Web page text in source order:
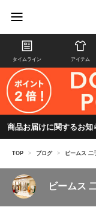
タイムライン アイテム
商品お届けに関するお知
TOP > ブログ > ビームス 二
ビームス